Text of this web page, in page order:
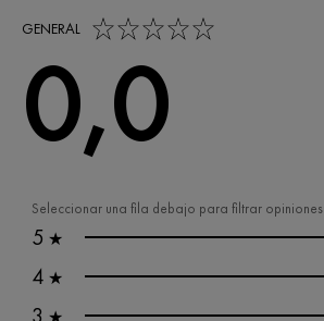
Seleccionar una fila debajo para filtrar opiniones
5 ★
4 ★
GENERAL
0,0 out of 5 stars
0,0